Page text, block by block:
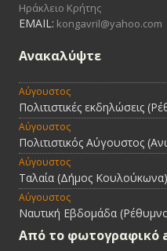
Ηράκλειο Κρήτης
EMAIL: kongavril@yahoo.com
Ανακαλύψτε
Αύγουστος
Πολιτιστικές εκδηλώσεις
Αύγουστος
Πολιτιστικός Αύγουστος
Αύγουστος
Ταλαία (Δήμος Κουλούκωνα)
Αύγουστος
Ναυτική Εβδομάδα
Από τo φωτογραφικό